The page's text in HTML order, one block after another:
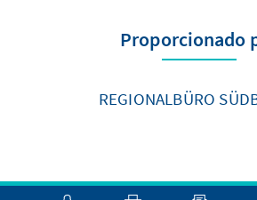
Proporcionado
REGIONALBÜRO